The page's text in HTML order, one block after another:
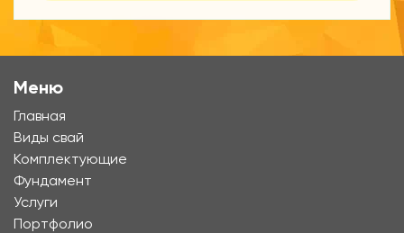
Меню
Главная
Виды свай
Комплектующие
Фундамент
Услуги
Портфолио